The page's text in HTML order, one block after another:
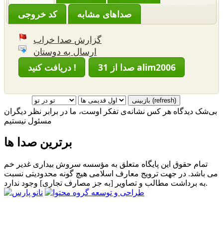
کد خروجی‌
صداهای مشابه
گزارش صدا خراب
ارسال به دوستان
دریافت کنید !
31 صدا از alim2006
بی‌شک دیدگاه هر کس نشانه‌ی تفکر اوست، ما در برابر نظر دیگران
مسئول نیستیم
برترین صدا ها
تمام حقوق این پایگاه متعلق به مؤسسه سروش بیداری غدیر خم
می باشد. در جهت ترویج معارف اسلامی هیچ گونه محدودیتی نسبت
به برداشت مطالب و تصاویر [به جز مصارف تجاری] وجود ندارد.